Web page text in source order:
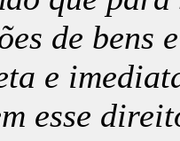
de bens
e
esse